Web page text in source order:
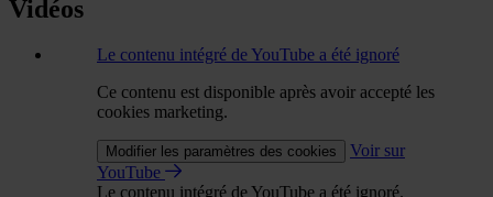
Vidéos
Le contenu intégré de YouTube a été ignoré
Ce contenu est disponible après avoir accepté les
cookies marketing.
Modifier les paramètres des cookies
Voir sur
YouTube
Le contenu intégré de YouTube a été ignoré.